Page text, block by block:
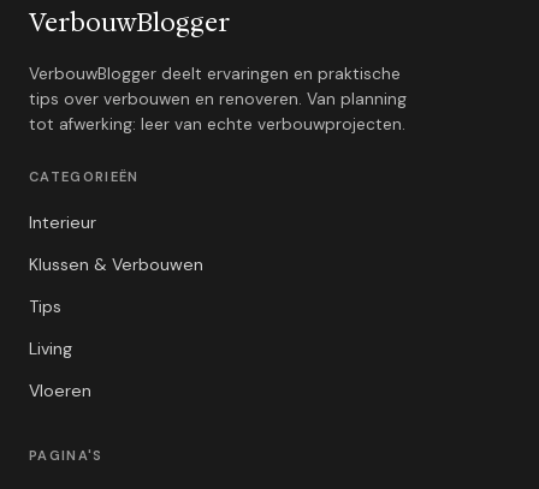
VerbouwBlogger
VerbouwBlogger deelt ervaringen en praktische
tips over verbouwen en renoveren. Van planning
tot afwerking: leer van echte verbouwprojecten.
CATEGORIEËN
Interieur
Klussen & Verbouwen
Tips
Living
Vloeren
PAGINA'S